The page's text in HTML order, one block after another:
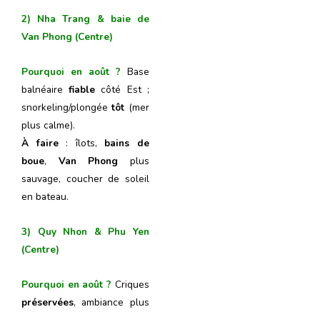
2) Nha Trang & baie de
Van Phong (Centre)
Pourquoi en août ? Base
balnéairefiable côté Est ;
snorkeling/plongéetôt (mer
plus calme).
À faire: îlots, bains de
boue, Van Phong plus
sauvage, coucher de soleil
en bateau.
3) Quy Nhon & Phu Yen
(Centre)
Pourquoi en août ? Criques
préservées, ambiance plus